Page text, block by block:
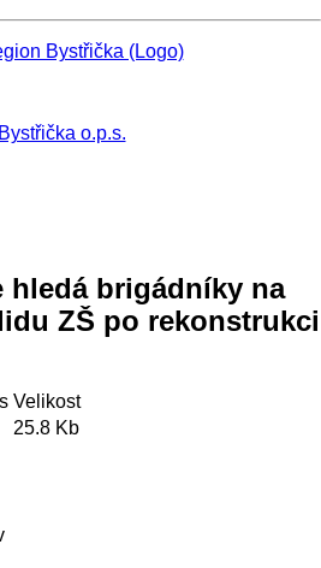
hledá brigádníky na
ZŠ po rekonstrukci
Velikost
25.8 Kb